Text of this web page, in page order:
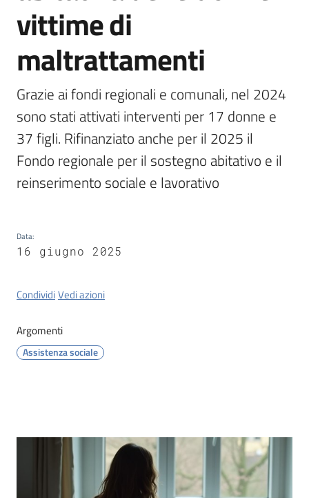
Prenotazioni
Tutti
gli
argomenti
vittime di
maltrattamenti
Grazie ai fondi regionali e comunali, nel 2024
sono stati attivati interventi per 17 donne e
37 figli. Rifinanziato anche per il 2025 il
Fondo regionale per il sostegno abitativo e il
reinserimento sociale e lavorativo
Data:
16 giugno 2025
CondividiVedi azioni
Argomenti
Assistenza sociale
Contenuto